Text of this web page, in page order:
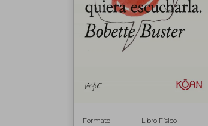
Formato
Libro Físico